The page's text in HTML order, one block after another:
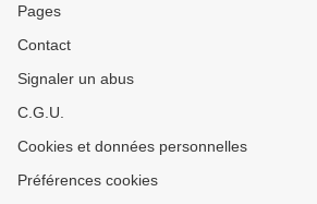
Pages
Contact
Signaler un abus
C.G.U.
Cookies et données personnelles
Préférences cookies